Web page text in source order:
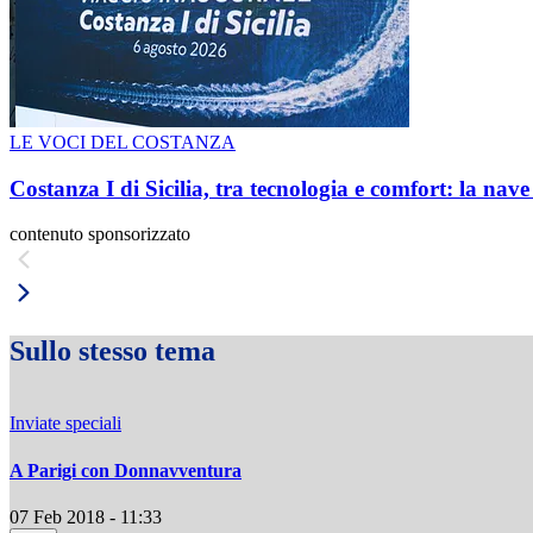
LE VOCI DEL COSTANZA
Costanza I di Sicilia, tra tecnologia e comfort: la
contenuto sponsorizzato
Sullo stesso tema
Inviate speciali
A Parigi con Donnavventura
07 Feb 2018 - 11:33